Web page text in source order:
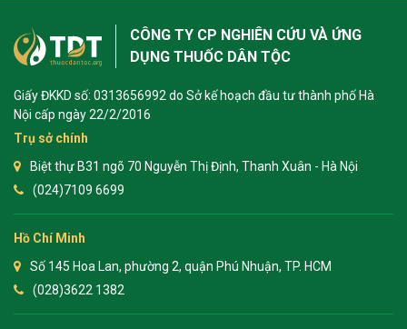
CÔNG TY CP NGHIÊN CỨU VÀ ỨNG
DỤNG THUỐC DÂN TỘC
Giấy ĐKKD số: 0313656992 do Sở kế hoạch đầu tư thành phố Hà
Nội cấp ngày 22/2/2016
Trụ sở chính
Biệt thự B31 ngõ 70 Nguyễn Thị Định, Thanh Xuân - Hà Nội
(024)7109 6699
Hồ Chí Minh
Số 145 Hoa Lan, phường 2, quận Phú Nhuận, TP. HCM
(028)3622 1382